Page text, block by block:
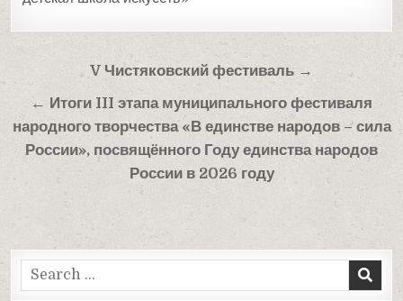
Навигация
по
записям
V Чистяковский фестиваль →
← Итоги III этапа муниципального фестиваля
народного творчества «В единстве народов – сила
России», посвящённого Году единства народов
России в 2026 году
Search
for: